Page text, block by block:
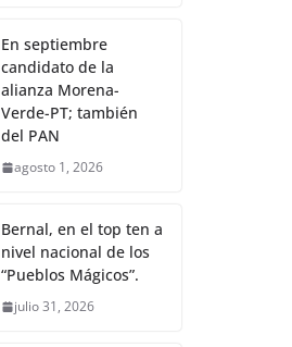
En septiembre
candidato de la
alianza Morena-
Verde-PT; también
del PAN
agosto 1, 2026
Bernal, en el top ten a
nivel nacional de los
“Pueblos Mágicos”.
julio 31, 2026